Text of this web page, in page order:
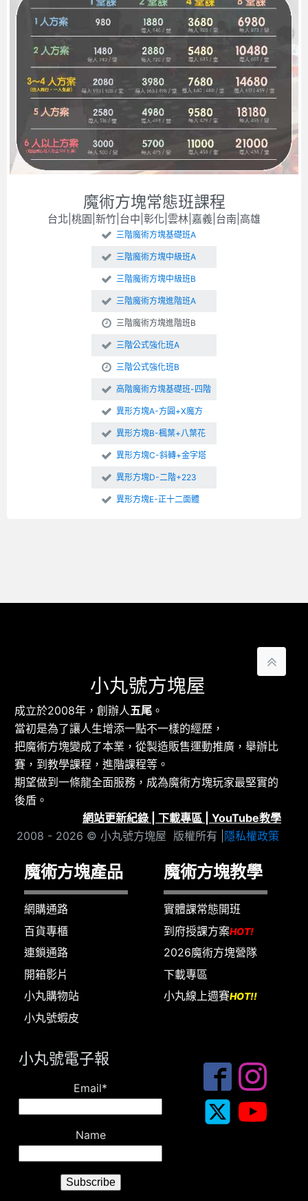
魔術方塊常態班課程
台北|桃園|新竹|台中|彰化|雲林|嘉義|台南|高雄
三階魔術方塊基礎班A
三階魔術方塊中級班A
三階魔術方塊中級班B
三階魔術方塊進階班A
三階魔術方塊進階班B
三階公式強化班A
三階公式強化班B
高階魔術方塊基礎班-四階
異形方塊A-方圓+X魔方
異形方塊B-楓葉+八葉花
異形方塊C-斜轉+金字塔
異形方塊D-二階+223
異形方塊E-正十二面體
小丸號方塊屋
成立於2008年，創辦人五尾 。
當初是為了讓人生增添一點不一樣的經歷，
把魔術方塊變成了本業，從製造販售運動推廣，舉辦比
賽，到教學課程，進階課程等。
期望做到一條龍全面服務，成為魔術方塊玩家最堅實的
後盾。
網站更新紀錄
下載專區
YouTube教學
2008 - 2026 © 小丸號方塊屋 版權所有 | 隱私權政策
魔術方塊產品
網購通路
百貨專櫃
連鎖通路
開箱影片
小丸購物站
小丸號蝦皮
魔術方塊教學
實體課常態開班
到府授課方案HOT!
2026魔術方塊營隊
下載專區
小丸線上週賽HOT!!
小丸號電子報
Email*
Name